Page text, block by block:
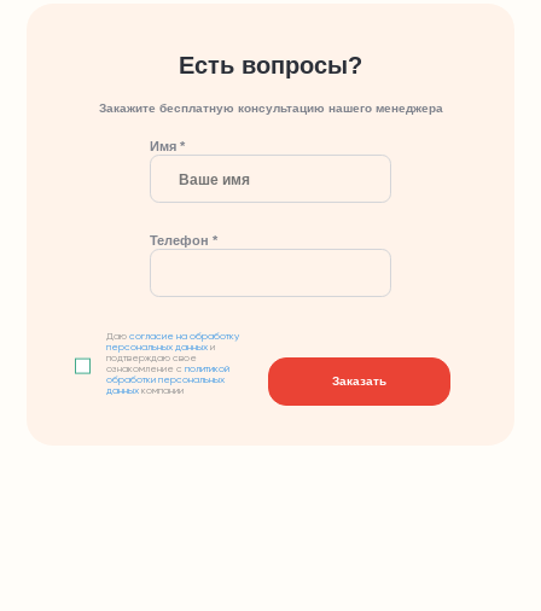
Есть вопросы?
Закажите бесплатную консультацию нашего менеджера
Имя *
Телефон *
Даюсогласие на обработку
персональных данных и
подтверждаю свое
ознакомление сполитикой
обработки персональных
данных компании
Заказать